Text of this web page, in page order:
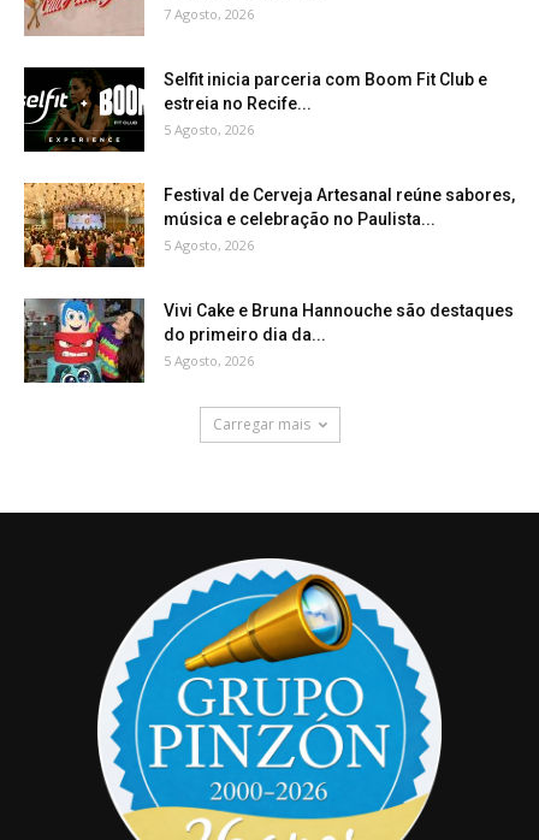
7 Agosto, 2026
Selfit inicia parceria com Boom Fit Club e
estreia no Recife...
5 Agosto, 2026
Festival de Cerveja Artesanal reúne sabores,
música e celebração no Paulista...
5 Agosto, 2026
Vivi Cake e Bruna Hannouche são destaques
do primeiro dia da...
5 Agosto, 2026
Carregar mais